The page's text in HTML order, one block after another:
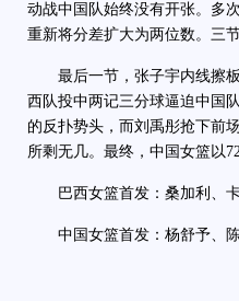
动战中国队始终没有开张。多
重新将分差扩大为两位数。三
最后一节，张子宇内线擦板
西队投中两记三分球逼迫中国
的反扑势头，而刘禹彤抢下前
所剩无几。最终，中国女篮以
巴西女篮首发：桑加利、卡
中国女篮首发：杨舒予、陈